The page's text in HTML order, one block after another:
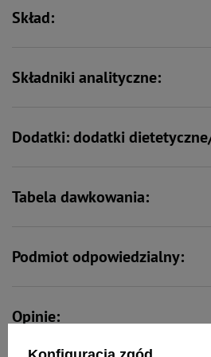
tymianek, stymulujący wydzielanie soków
Skład:
Składniki analityczne:
Dodatki: dodatki
Tabela dawkowania:
Podmiot odpowiedzialny:
Opinie: